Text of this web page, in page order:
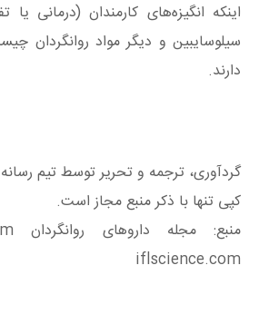
اینکه انگیزه‌های کارمندان (درمانی یا
سیلوسایبین و دیگر مواد روانگردان
دارند.
گردآوری، ترجمه و تحریر توسط تیم
کپی تنها با ذکر منبع مجاز است.
iflscience.com